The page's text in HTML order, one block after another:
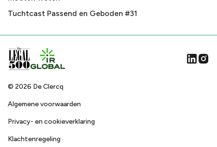
Tuchtcast Passend en Geboden #31
© 2026 De Clercq
Algemene voorwaarden
Privacy- en cookieverklaring
Klachtenregeling